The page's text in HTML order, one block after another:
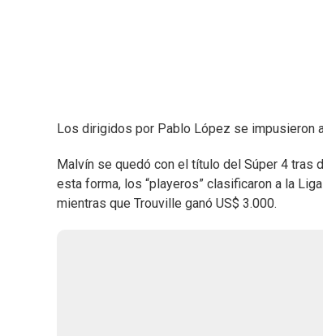
Los dirigidos por Pablo López se impusieron
Malvín se quedó con el título del Súper 4 tras
esta forma, los “playeros” clasificaron a la
mientras que Trouville ganó US$ 3.000.